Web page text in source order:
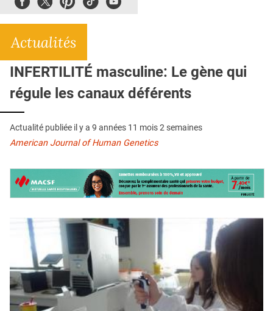
L'APP
QUI SOMMES-NOUS ?
PUBLICITÉ
CONDITIONS GÉNÉRALES
CONTACT
Actualités
INFERTILITÉ masculine: Le gène qui
régule les canaux déférents
Actualité publiée il y a 9 années 11 mois 2 semaines
American Journal of Human Genetics